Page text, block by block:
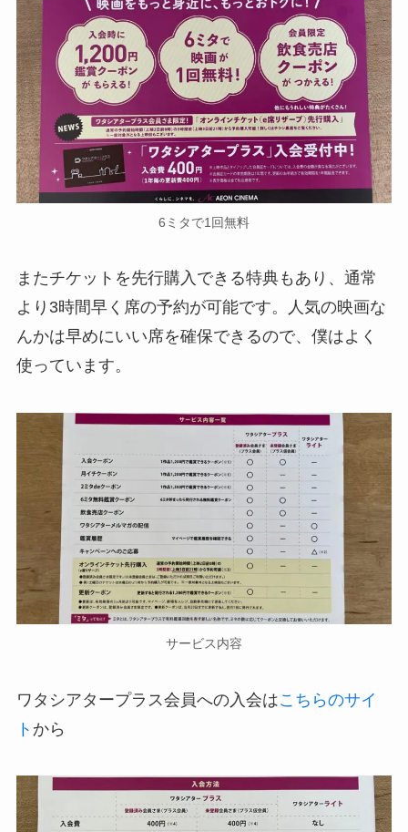
6ミタで1回無料
またチケットを先行購入できる特典もあり、通常
より3時間早く席の予約が可能です。人気の映画な
んかは早めにいい席を確保できるので、僕はよく
使っています。
サービス内容
ワタシアタープラス会員への入会はこちらのサイ
ト から